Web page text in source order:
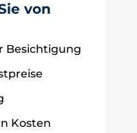
von
Besichtigung
Kosten